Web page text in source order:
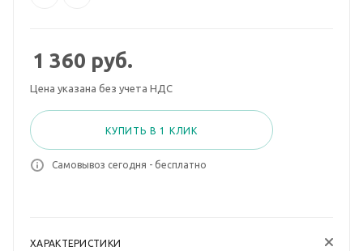
1 360 руб.
Цена указана без учета НДС
КУПИТЬ В 1 КЛИК
Самовывоз сегодня - бесплатно
ХАРАКТЕРИСТИКИ